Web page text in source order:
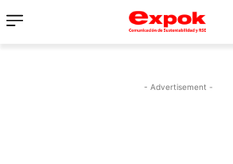
- Advertisement -